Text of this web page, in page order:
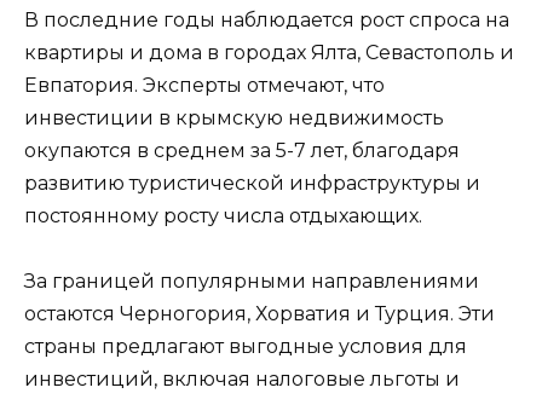
В последние годы наблюдается рост спроса на
квартиры и дома в городах Ялта, Севастополь и
Евпатория. Эксперты отмечают, что
инвестиции в крымскую недвижимость
окупаются в среднем за 5-7 лет, благодаря
развитию туристической инфраструктуры и
постоянному росту числа отдыхающих.
За границей популярными направлениями
остаются Черногория, Хорватия и Турция. Эти
страны предлагают выгодные условия для
инвестиций, включая налоговые льготы и